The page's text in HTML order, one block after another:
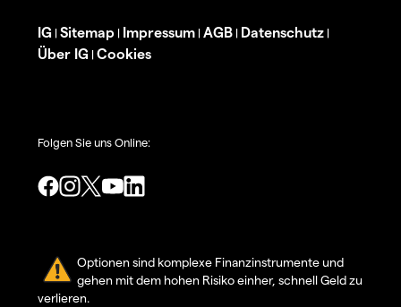
IG | Sitemap | Impressum | AGB | Datenschutz |
Über IG | Cookies
Folgen Sie uns Online:
Optionen sind komplexe Finanzinstrumente und
gehen mit dem hohen Risiko einher, schnell Geld zu
verlieren.